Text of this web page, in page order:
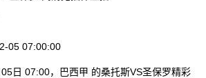
05 07:00:00
日 07:00，巴西甲 的桑托斯VS圣保罗精彩